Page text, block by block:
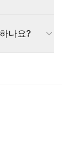
하므로
나요?